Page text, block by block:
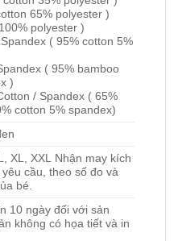
65% polyester )
polyester )
( 95% cotton 5%
( 95% bamboo
)
/ Spandex ( 65%
cotton 5% spandex)
XL, XXL Nhận may kích
cầu, theo số đo và
bé.
10 ngày đối với sản
không có họa tiết và in